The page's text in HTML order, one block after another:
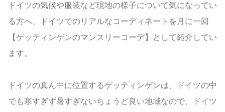
ドイツの気候や服装など現地の様子について気になってい
る方へ、ドイツでのリアルなコーディネートを月に一回
【ゲッティンゲンのマンスリーコーデ】として紹介してい
ます。
ドイツの真ん中に位置するゲッティンゲンは、ドイツの中
でも寒すぎず暑すぎないちょうど良い地域なので、ドイツ